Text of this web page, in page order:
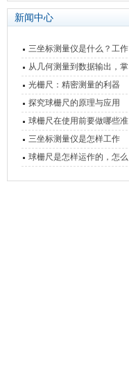
新闻中心
三坐标测量仪是什么？工作
原理、分类与核心功能一次
讲清
从几何测量到数据输出，掌
握万濠影像测量仪的六大核
心能力
光栅尺：精密测量的利器
探究球栅尺的原理与应用
球栅尺在使用前要做哪些准
备工作？
三坐标测量仪是怎样工作
的，功能有什么优势？
球栅尺是怎样运作的，怎么